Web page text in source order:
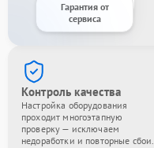
Гарантия от
сервиса
Контроль качества
Настройка оборудования
проходит многоэтапную
проверку — исключаем
недоработки и повторные сбои.